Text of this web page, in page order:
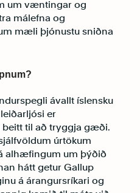
um væntingar og
málefna og
mæli þjónustu sniðna
ávallt íslensku
er
til að tryggja gæði.
úrtökum
alhæfingum um þýðið
hátt getur Gallup
á árangursríkari og